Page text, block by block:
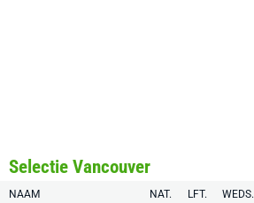
Selectie Vancouver
NAAM NAT. LFT. WEDS.